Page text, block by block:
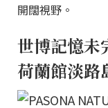
開闊視野。
世博記憶未
荷蘭館淡路